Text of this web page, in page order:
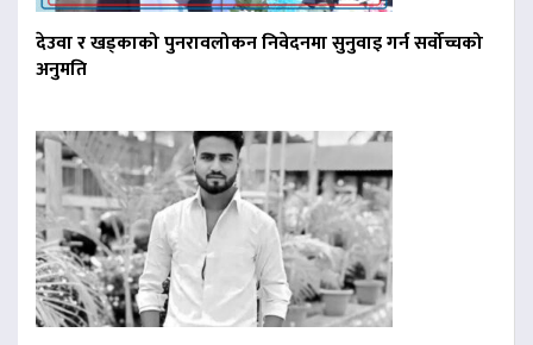
देउवा र खड्काको पुनरावलोकन निवेदनमा सुनुवाइ गर्न सर्वोच्चको
अनुमति